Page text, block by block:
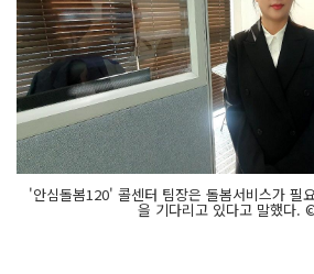
'안심돌봄120' 콜센터 팀장은 돌봄서비스가 필
을 기다리고 있다고 말했다.